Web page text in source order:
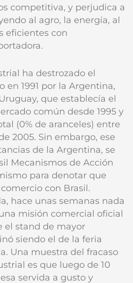
competitiva, y perjudica a
al agro, la energía, al
eficientes con
ha destrozado el
en 1991 por la Argentina,
que establecía el
común desde 1995 y
(0% de aranceles) entre
2005. Sin embargo, ese
de la Argentina, se
Mecanismos de Acción
para denotar que
con Brasil.
hace unas semanas nada
misión comercial oficial
el stand de mayor
siendo el de la feria
Una muestra del fracaso
es que luego de 10
servida a gusto y